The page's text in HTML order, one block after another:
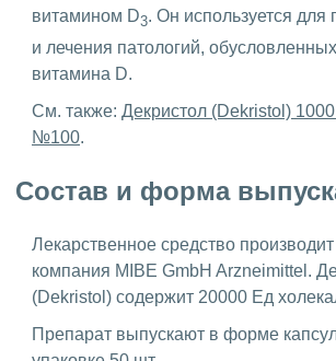
витамином D3. Он используется для
и лечения патологий,
витамина D.
См. также: Декристол (Dekristol) 1000
№100.
Состав и форма
Лекарственное средство
компания MIBE GmbH Arzneimittel.
(Dekristol) содержит 20000 Ед
Препарат выпускают в форме